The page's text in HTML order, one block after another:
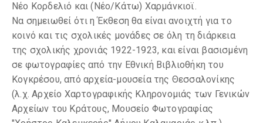
Νέο Κορδελιό και (Νέο/Κάτω) Χαρμάνκιοϊ.
Να σημειωθεί ότι η Έκθεση θα είναι ανοιχτή για το
κοινό και τις σχολικές μονάδες σε όλη τη διάρκεια
της σχολικής χρονιάς 1922-1923, και είναι βασισμένη
σε φωτογραφίες από την Εθνική Βιβλιοθήκη του
Κογκρέσου, από αρχεία-μουσεία της Θεσσαλονίκης
(λ.χ. Αρχείο Χαρτογραφικής Κληρονομιάς των Γενικών
Αρχείων του Κράτους, Μουσείο Φωτογραφίας